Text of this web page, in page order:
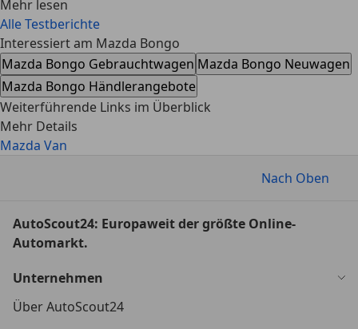
Mehr lesen
Alle Testberichte
Interessiert am Mazda Bongo
Mazda Bongo Gebrauchtwagen Mazda Bongo Neuwagen
Mazda Bongo Händlerangebote
Weiterführende Links im Überblick
Mehr Details
Mazda Van
Nach Oben
AutoScout24: Europaweit der größte Online-
Automarkt.
Unternehmen
Über AutoScout24